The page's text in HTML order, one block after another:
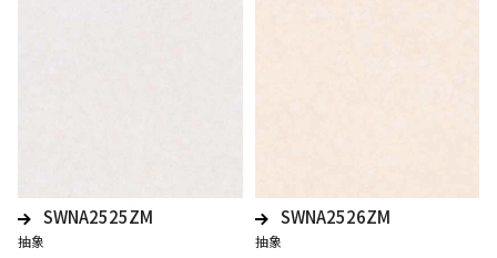
SWNA2525ZM
抽象
SWNA2526ZM
抽象